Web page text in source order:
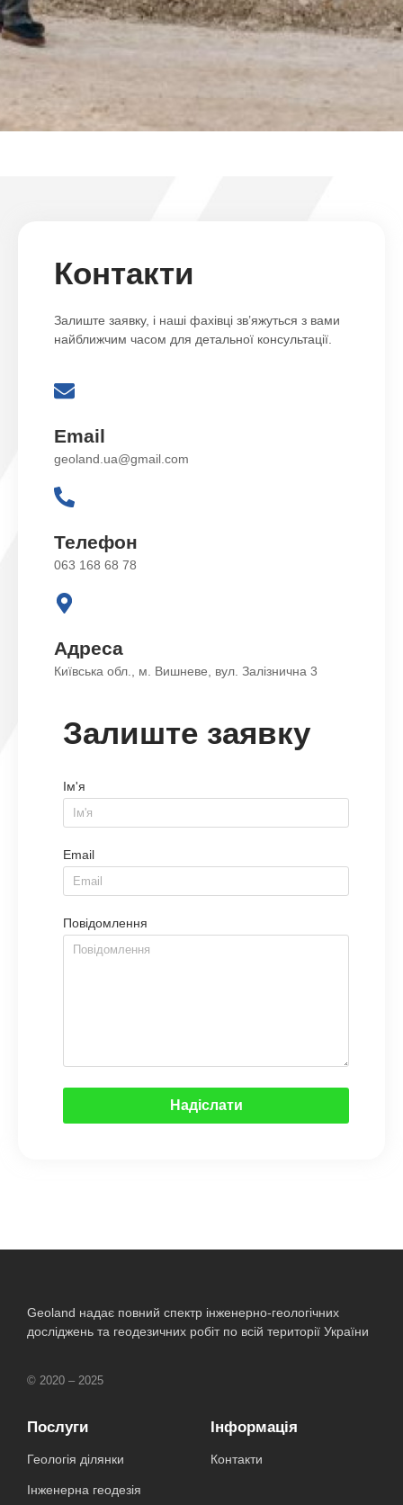
Контакти
Залиште заявку, і наші фахівці зв’яжуться з вами
найближчим часом для детальної консультації.
Email
geoland.ua@gmail.com
Телефон
063 168 68 78
Адреса
Київська обл., м. Вишневе, вул. Залізнична 3
Залиште заявку
Ім'я
Email
Повідомлення
Надіслати
Geoland надає повний спектр інженерно-геологічних
досліджень та геодезичних робіт по всій території України
© 2020 – 2025
Послуги
Геологія ділянки
Інженерна геодезія
Інформація
Контакти